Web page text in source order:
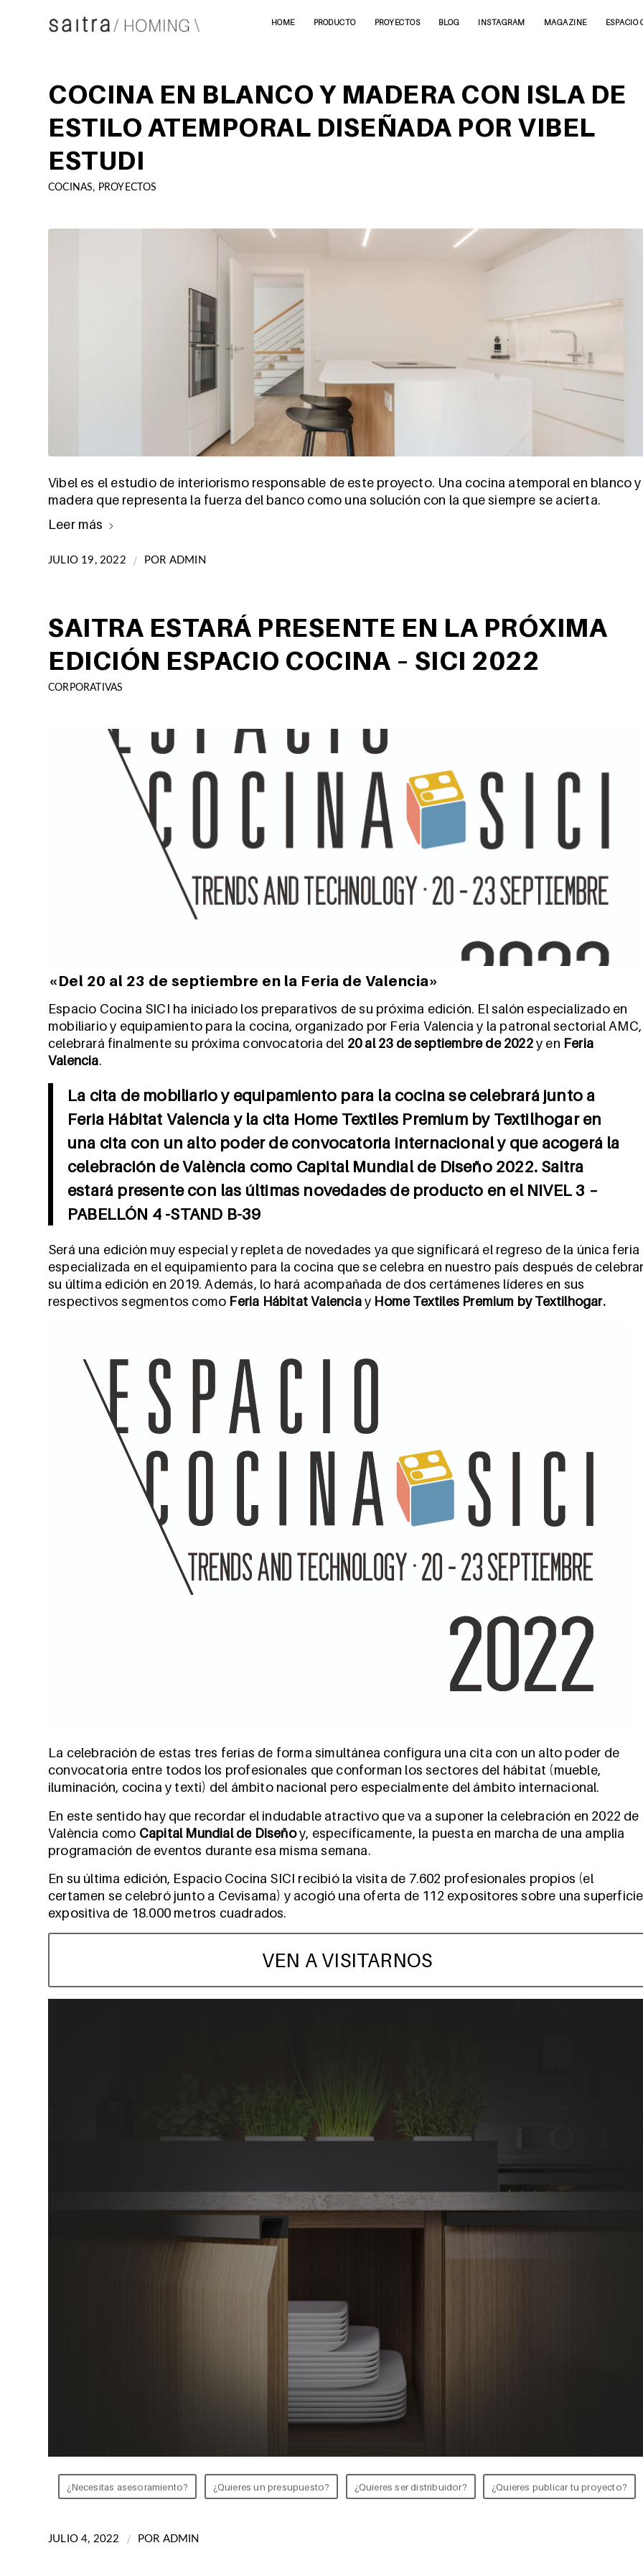
HOME PRODUCTO PROYECTOS BLOG INSTAGRAM MAGAZINE ESPACIO
COCINA EN BLANCO Y MADERA CON ISLA DE
ESTILO ATEMPORAL DISEÑADA POR VIBEL
ESTUDI
COCINAS, PROYECTOS
Vibel es el estudio de interiorismo responsable de este proyecto. Una cocina atemporal en blanco y
madera que representa la fuerza del banco como una solución con la que siempre se acierta.
Leer más
JULIO 19, 2022 / POR ADMIN
SAITRA ESTARÁ PRESENTE EN LA PRÓXIMA
EDICIÓN ESPACIO COCINA – SICI 2022
CORPORATIVAS
«Del 20 al 23 de septiembre en la Feria de Valencia»
Espacio Cocina SICI ha iniciado los preparativos de su próxima edición. El salón especializado en
mobiliario y equipamiento para la cocina, organizado por Feria Valencia y la patronal sectorial AMC,
celebrará finalmente su próxima convocatoria del 20 al 23 de septiembre de 2022y en Feria
Valencia.
La cita de mobiliario y equipamiento para la cocina se celebrará junto a
Feria Hábitat Valencia y la cita Home Textiles Premium by Textilhogar en
una cita con un alto poder de convocatoria internacional y que acogerá la
celebración de València como Capital Mundial de Diseño 2022. Saitra
estará presente con las últimas novedades de producto en el NIVEL 3 –
PABELLÓN 4 -STAND B-39
Será una edición muy especial y repleta de novedades ya que significará el regreso de la única feria
especializada en el equipamiento para la cocina que se celebra en nuestro país después de
su última edición en 2019. Además, lo hará acompañada de dos certámenes líderes en sus
respectivos segmentos como Feria Hábitat Valenciay Home Textiles Premium by Textilhogar.
La celebración de estas tres ferias de forma simultánea configura una cita con un alto poder de
convocatoria entre todos los profesionales que conforman los sectores del hábitat (mueble,
iluminación, cocina y texti) del ámbito nacional pero especialmente del ámbito internacional.
En este sentido hay que recordar el indudable atractivo que va a suponer la celebración en 2022 de
València como Capital Mundial de Diseñoy, específicamente, la puesta en marcha de una amplia
programación de eventos durante esa misma semana.
En su última edición, Espacio Cocina SICI recibió la visita de 7.602 profesionales propios (el
certamen se celebró junto a Cevisama) y acogió una oferta de 112 expositores sobre una superficie
expositiva de 18.000 metros cuadrados.
VEN A VISITARNOS
¿Necesitas asesoramiento? ¿Quieres un presupuesto? ¿Quieres ser distribuidor? ¿Quieres publicar tu proyecto?
JULIO 4, 2022 / POR ADMIN